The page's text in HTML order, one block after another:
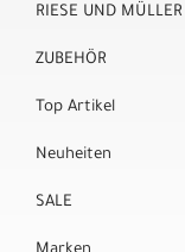
RIESE UND MÜLLER
ZUBEHÖR
Top Artikel
Neuheiten
SALE